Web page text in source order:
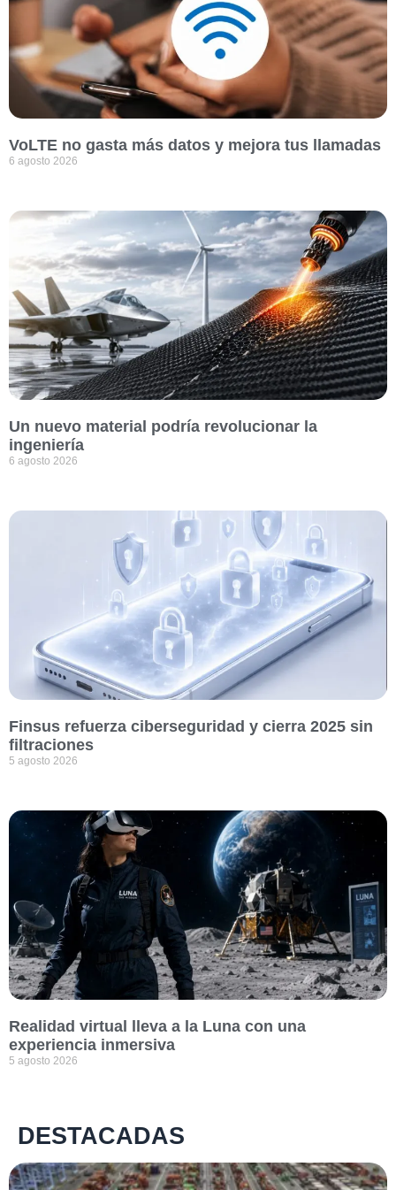
VoLTE no gasta más datos y mejora tus llamadas
6 agosto 2026
Un nuevo material podría revolucionar la
ingeniería
6 agosto 2026
Finsus refuerza ciberseguridad y cierra 2025 sin
filtraciones
5 agosto 2026
Realidad virtual lleva a la Luna con una
experiencia inmersiva
5 agosto 2026
DESTACADAS